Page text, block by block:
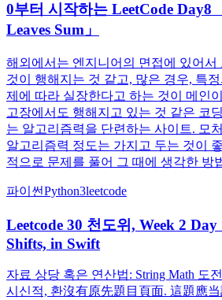
0부터 시작하는 LeetCode Day8
Leaves Sum」
해외에서는 엔지니어의 면접에 있어서
것이 행해지는 것 같고, 많은 경우, 특
제에 따라 실장한다고 하는 것이 메인
고장에서도 행해지고 있는 것 같은 코
는 알고리즘력을 단련하는 사이트. 모
알고리즘력 정도는 가지고 두는 것이
적으로 문제를 풀어 그 때에 생각한 방
파이썬Python3leetcode
Leetcode 30 천도위, Week 2
Shifts, in Swift
자료 상당 혹은 연산법: String Math 도
시신적, 환沒有原先題目頁面. 這題應